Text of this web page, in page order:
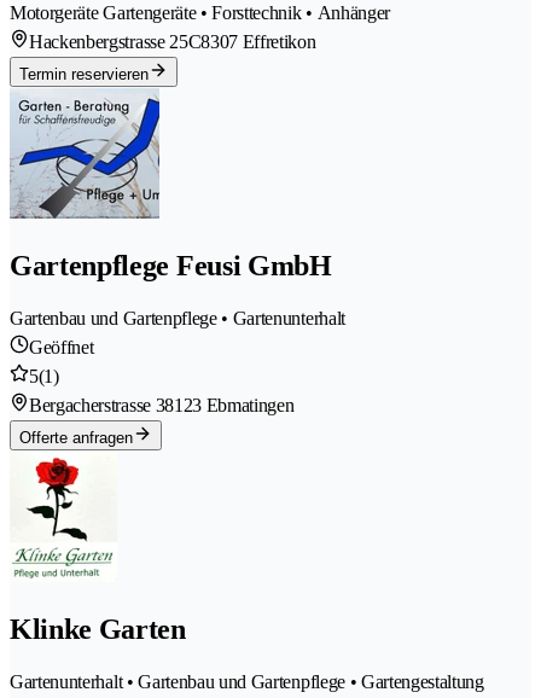
Motorgeräte Gartengeräte • Forsttechnik • Anhänger
Hackenbergstrasse 25C8307 Effretikon
Termin reservieren
Gartenpflege Feusi GmbH
Gartenbau und Gartenpflege • Gartenunterhalt
Geöffnet
5(1)
Bergacherstrasse 38123 Ebmatingen
Offerte anfragen
Klinke Garten
Gartenunterhalt • Gartenbau und Gartenpflege • Gartengestaltung